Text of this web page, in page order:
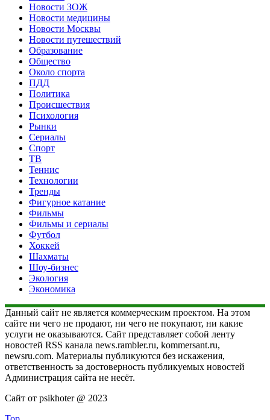
Новости ЗОЖ
Новости медицины
Новости Москвы
Новости путешествий
Образование
Общество
Около спорта
ПДД
Политика
Происшествия
Психология
Рынки
Сериалы
Спорт
ТВ
Теннис
Технологии
Тренды
Фигурное катание
Фильмы
Фильмы и сериалы
Футбол
Хоккей
Шахматы
Шоу-бизнес
Экология
Экономика
Данный сайт не является коммерческим проектом. На этом
сайте ни чего не продают, ни чего не покупают, ни какие
услуги не оказываются. Сайт представляет собой ленту
новостей RSS канала news.rambler.ru, kommersant.ru,
newsru.com. Материалы публикуются без искажения,
ответственность за достоверность публикуемых новостей
Администрация сайта не несёт.
Сайт от psikhoter @ 2023